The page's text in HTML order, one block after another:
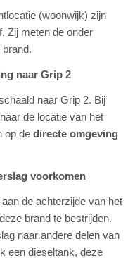
(woonwijk) zijn
Zij meten de onder
naar Grip 2
naar Grip 2. Bij
de locatie van het
op de directe omgeving
voorkomen
de achterzijde van het
brand te bestrijden.
naar andere delen van
een dieseltank, deze